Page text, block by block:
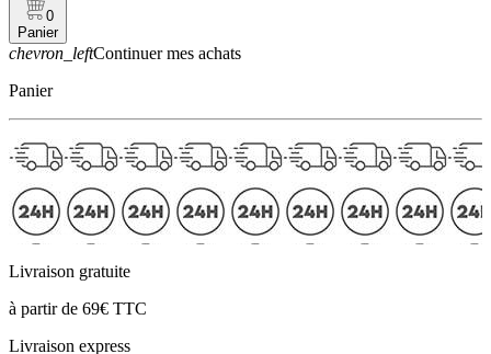
0
Panier
chevron_leftContinuer mes achats
Panier
Livraison gratuite
à partir de 69€ TTC
Livraison express